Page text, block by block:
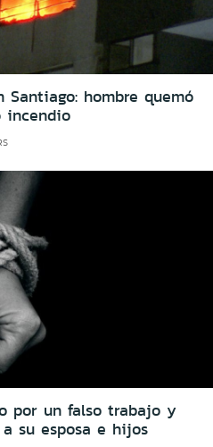
hombre quemó
incendio
por un falso trabajo y
su esposa e hijos